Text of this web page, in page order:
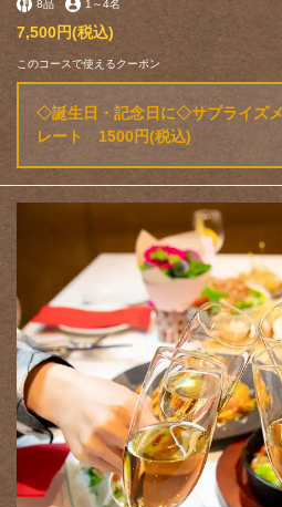
8品 1 ～4名
7,500円(税込)
このコースで使えるクーポン
◇誕生日・記念日に◇サプライズ
レート 1500円(税込)
この店舗情報を
コース | La Aerny Marris （ラ・
千葉県市川市南八幡４‐９‐７
https://laaernymarris-
お店情報をコ
閉じる